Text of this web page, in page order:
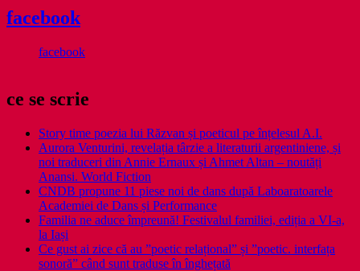
facebook
facebook
ce se scrie
Story time poezia lui Răzvan și poeticul pe înțelesul A.I.
Aurora Venturini, revelația târzie a literaturii argentiniene, și
noi traduceri din Annie Ernaux și Ahmet Altan – noutăți
Anansi. World Fiction
CNDB propune 11 piese noi de dans după Laboaratoarele
Academiei de Dans și Performance
Familia ne aduce împreună! Festivalul familiei, ediția a VI-a,
la Iași
Ce gust ai zice că au ”poetic relațional” și ”poetic. interfața
sonoră” când sunt traduse în înghețată